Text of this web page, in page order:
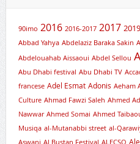
90imo 2016 2016-2017 2017 2019
Abbad Yahya Abdelaziz Baraka Sakin
Abdelouahab Aissaoui Abdel Sellou
Abu Dhabi festival Abu Dhabi TV
francese Adel Esmat Adonis Aeham
Culture Ahmad Fawzi Saleh Ahmed
Nawwar Ahmed Somai Ahmed
Musiqa al-Mutanabbi street al-
Aswani Al Bustan Festival ALECSO